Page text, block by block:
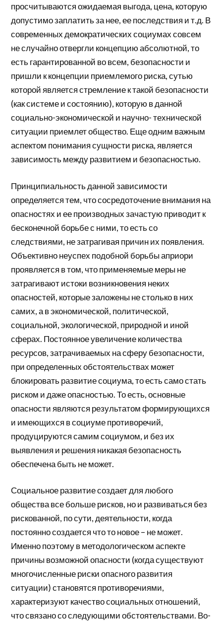
просчитываются ожидаемая выгода, цена, которую
допустимо заплатить за нее, ее последствия и т.д. В
современных демократических социумах совсем
не случайно отвергли концепцию абсолютной, то
есть гарантированной во всем, безопасности и
пришли к концепции приемлемого риска, сутью
которой является стремление к такой безопасности
(как системе и состоянию), которую в данной
социально-экономической и научно- технической
ситуации приемлет общество. Еще одним важным
аспектом понимания сущности риска, является
зависимость между развитием и безопасностью.
Принципиальность данной зависимости
определяется тем, что сосредоточение внимания на
опасностях и ее производных зачастую приводит к
бесконечной борьбе с ними, то есть со
следствиями, не затрагивая причин их появления.
Объективно неуспех подобной борьбы априори
проявляется в том, что применяемые меры не
затрагивают истоки возникновения неких
опасностей, которые заложены не столько в них
самих, а в экономической, политической,
социальной, экологической, природной и иной
сферах. Постоянное увеличение количества
ресурсов, затрачиваемых на сферу безопасности,
при определенных обстоятельствах может
блокировать развитие социума, то есть само стать
риском и даже опасностью. То есть, основные
опасности являются результатом формирующихся
и имеющихся в социуме противоречий,
продуцируются самим социумом, и без их
выявления и решения никакая безопасность
обеспечена быть не может.
Социальное развитие создает для любого
общества все больше рисков, но и развиваться без
рискованной, по сути, деятельности, когда
постоянно создается что то новое – не может.
Именно поэтому в методологическом аспекте
причины возможной опасности (когда существуют
многочисленные риски опасного развития
ситуации) становятся противоречиями,
характеризуют качество социальных отношений,
что связано со следующими обстоятельствами. Во-